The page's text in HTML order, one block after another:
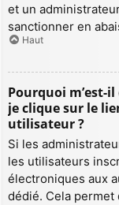
et un
sanctionner en
Haut
Pourquoi m’est-
je clique sur le
utilisateur ?
Si les
les utilisateurs
électroniques aux
dédié. Cela permet